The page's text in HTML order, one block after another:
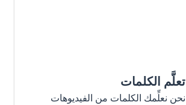
تعلَّم الكلمات
نحن نعلِّمك الكلمات من الفيديوهات